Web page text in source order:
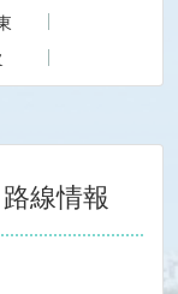
線情報